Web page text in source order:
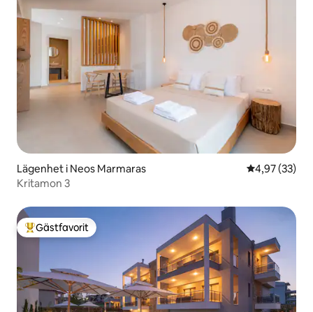
Lägenhet i Neos Marmaras 4,97 av 5 i
4,97 (33)
Kritamon 3
Populär gästfavorit
Gästfavorit